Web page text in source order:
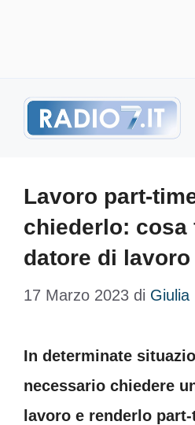
Lavoro part-
chiederlo: cosa
datore di
17 Marzo 2023 di Giulia
In determinate
necessario chiedere
lavoro e renderlo